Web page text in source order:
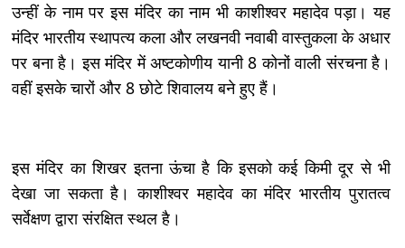
उन्हीं के नाम पर इस मंदिर का नाम भी काशीश्वर महादेव पड़ा। यह
मंदिर भारतीय स्थापत्य कला और लखनवी नवाबी वास्तुकला के अधार
पर बना है। इस मंदिर में अष्टकोणीय यानी 8 कोनों वाली संरचना है।
वहीं इसके चारों और 8 छोटे शिवालय बने हुए हैं।
इस मंदिर का शिखर इतना ऊंचा है कि इसको कई किमी दूर से भी
देखा जा सकता है। काशीश्वर महादेव का मंदिर भारतीय पुरातत्व
सर्वेक्षण द्वारा संरक्षित स्थल है।